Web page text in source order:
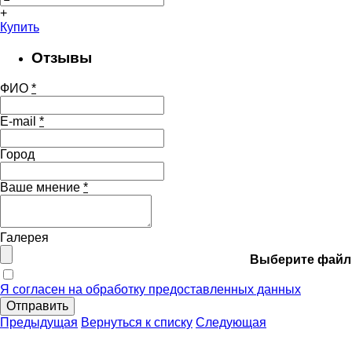
+
Купить
Отзывы
ФИО *
E-mail *
Город
Ваше мнение *
Галерея
Выберите файл
Я согласен на обработку предоставленных данных
Отправить
Предыдущая Вернуться к списку Следующая